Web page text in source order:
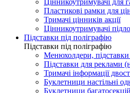
Цінникоутримувачі для
Пластикові рамки для
Тримачі цінників акції
Цінникоутримувачі
Підставки під поліграфію
Підставки під поліграфію
Менюхолдери,
Підставки для реклами
Тримачі інформації
Буклетници настільні
Буклетници